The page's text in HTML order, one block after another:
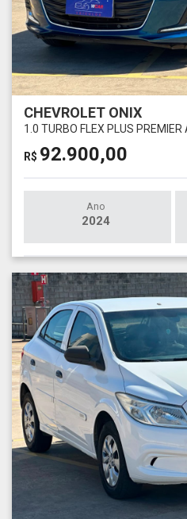
CHEVROLET ONIX
1.0 TURBO FLEX PLUS
R$ 92.900,00
Ano
2024